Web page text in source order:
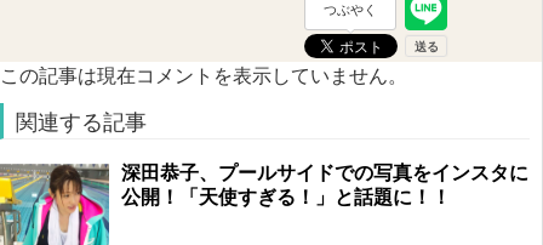
つぶやく
この記事は現在コメントを表示していません。
関連する記事
深田恭子、プールサイドでの写真をインスタに
公開！「天使すぎる！」と話題に！！